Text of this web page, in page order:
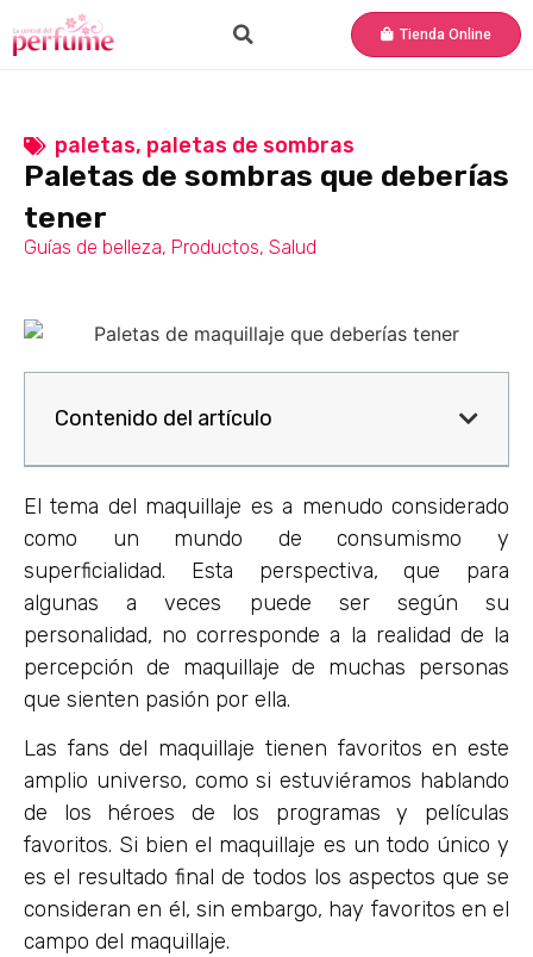
Tienda Online
paletas, paletas de sombras
Paletas de sombras que deberías
tener
Guías de belleza, Productos, Salud
Contenido del artículo
El tema del maquillaje es a menudo considerado
como un mundo de consumismo y
superficialidad. Esta perspectiva, que para
algunas a veces puede ser según su
personalidad, no corresponde a la realidad de la
percepción de maquillaje de muchas personas
que sienten pasión por ella.
Las fans del maquillaje tienen favoritos en este
amplio universo, como si estuviéramos hablando
de los héroes de los programas y películas
favoritos. Si bien el maquillaje es un todo único y
es el resultado final de todos los aspectos que se
consideran en él, sin embargo, hay favoritos en el
campo del maquillaje.